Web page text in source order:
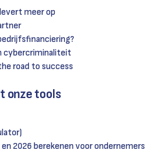
meer op
cybercriminaliteit
road to success
onze tools
2026 berekenen voor ondernemers